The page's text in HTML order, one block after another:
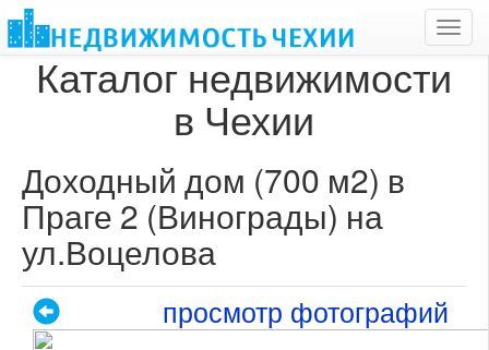
Каталог недвижимости
в Чехии
Доходный дом (700 м2) в
Праге 2 (Винограды) на
ул.Воцелова
просмотр фотографий